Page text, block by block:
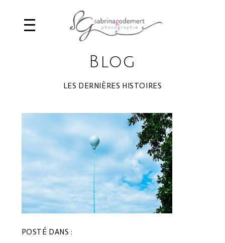
Blog
LES DERNIÈRES HISTOIRES
POSTÉ DANS :